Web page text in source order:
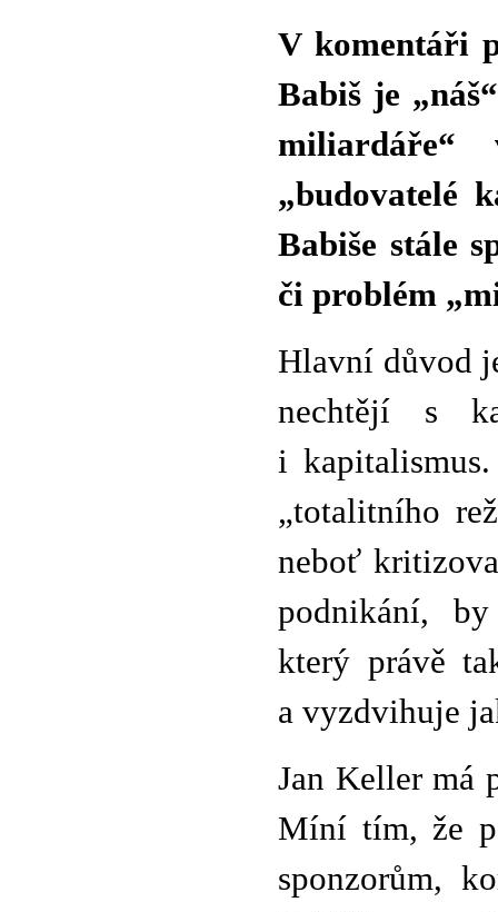
V komentáři
Babiš je
„budovatelé
Babiše stále
či problém
Hlavní důvod
nechtějí s
i
„totalitního
neboť
podnikání,
který právě
a vyzdvihuje
Jan Keller má
Míní tím, že
sponzorům,